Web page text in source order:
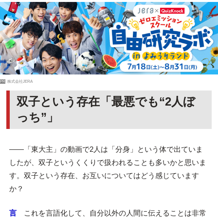
PR 株式会社JERA
双子という存在「最悪でも“2人ぼ
っち”」
――「東大主」の動画で2人は「分身」という体で出ていま
したが、双子というくくりで扱われることも多いかと思いま
す。双子という存在、お互いについてはどう感じています
か？
言これを言語化して、自分以外の人間に伝えることは非常